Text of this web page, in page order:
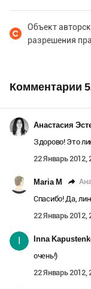
Объект
разрешения
Комментарии
Анастасия
Здорово! Это
22 Январь 2012,
Maria M
Спасибо! Да,
22 Январь 2012,
I Inna
очень!)
22 Январь 2012,